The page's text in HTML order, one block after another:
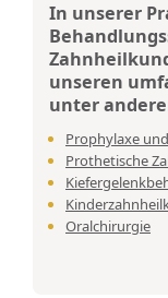
In unserer
unseren
unter
Prophylaxe
Prothetische
Oralchirurgie